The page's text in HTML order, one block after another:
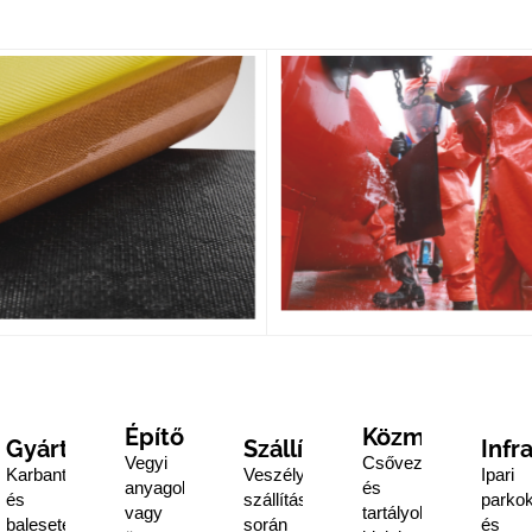
Gyártás
Karbantartás
és
balesetelhárítás
Építőipar
Vegyi
anyagokat
vagy
Szállítmányozás
Veszélyesáru-
szállítás
során
Közmű
Csővezetékek
és
tartályok
Ipari
és